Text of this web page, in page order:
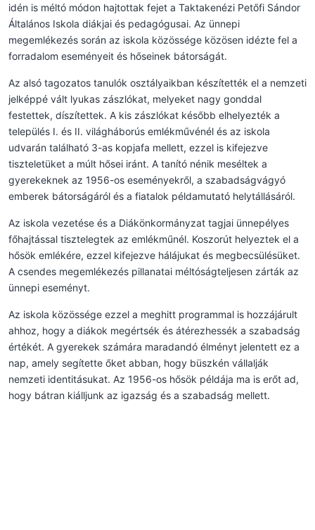
idén is méltó módon hajtottak fejet a Taktakenézi Petőfi Sándor
Általános Iskola diákjai és pedagógusai. Az ünnepi
megemlékezés során az iskola közössége közösen idézte fel a
forradalom eseményeit és hőseinek bátorságát.
Az alsó tagozatos tanulók osztályaikban készítették el a nemzeti
jelképpé vált lyukas zászlókat, melyeket nagy gonddal
festettek, díszítettek. A kis zászlókat később elhelyezték a
település I. és II. világháborús emlékművénél és az iskola
udvarán található 3-as kopjafa mellett, ezzel is kifejezve
tiszteletüket a múlt hősei iránt. A tanító nénik meséltek a
gyerekeknek az 1956-os eseményekről, a szabadságvágyó
emberek bátorságáról és a fiatalok példamutató helytállásáról.
Az iskola vezetése és a Diákönkormányzat tagjai ünnepélyes
főhajtással tisztelegtek az emlékműnél. Koszorút helyeztek el a
hősök emlékére, ezzel kifejezve hálájukat és megbecsülésüket.
A csendes megemlékezés pillanatai méltóságteljesen zárták az
ünnepi eseményt.
Az iskola közössége ezzel a meghitt programmal is hozzájárult
ahhoz, hogy a diákok megértsék és átérezhessék a szabadság
értékét. A gyerekek számára maradandó élményt jelentett ez a
nap, amely segítette őket abban, hogy büszkén vállalják
nemzeti identitásukat. Az 1956-os hősök példája ma is erőt ad,
hogy bátran kiálljunk az igazság és a szabadság mellett.